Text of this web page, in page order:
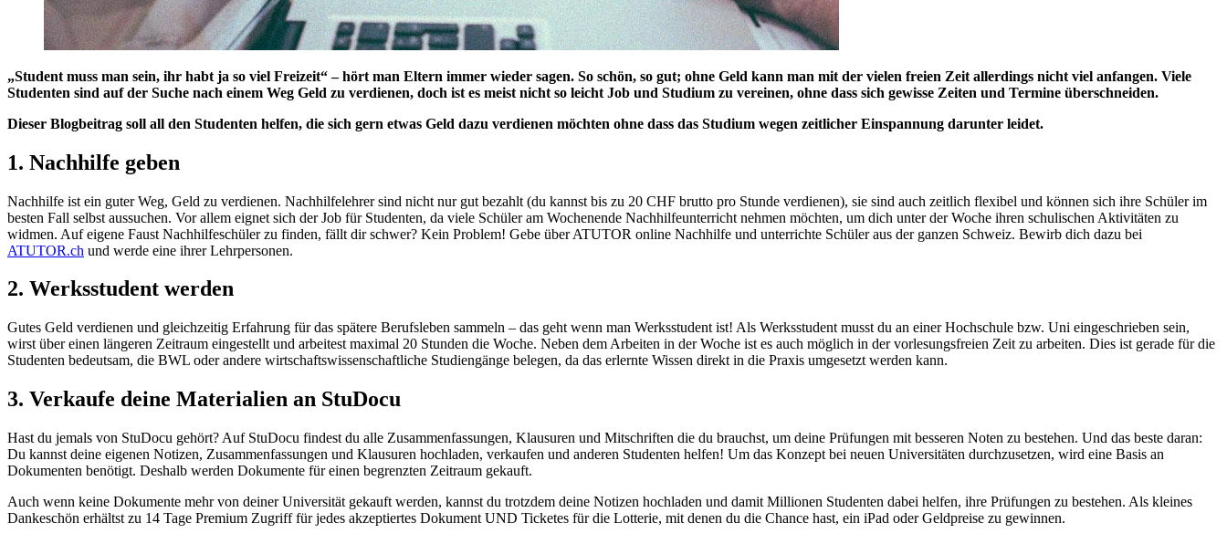
„Student muss man sein, ihr habt ja so viel Freizeit“ – hört man Eltern immer wieder sagen. So schön, so gut; ohne Geld kann man mit der vielen freien Zeit allerdings nicht viel anfangen. Viele
Studenten sind auf der Suche nach einem Weg Geld zu verdienen, doch ist es meist nicht so leicht Job und Studium zu vereinen, ohne dass sich gewisse Zeiten und Termine überschneiden.
Dieser Blogbeitrag soll all den Studenten helfen, die sich gern etwas Geld dazu verdienen möchten ohne dass das Studium wegen zeitlicher Einspannung darunter leidet.
1. Nachhilfe geben
Nachhilfe ist ein guter Weg, Geld zu verdienen. Nachhilfelehrer sind nicht nur gut bezahlt (du kannst bis zu 20 CHF brutto pro Stunde verdienen), sie sind auch zeitlich flexibel und können sich ihre Schüler im
besten Fall selbst aussuchen. Vor allem eignet sich der Job für Studenten, da viele Schüler am Wochenende Nachhilfeunterricht nehmen möchten, um dich unter der Woche ihren schulischen Aktivitäten zu
widmen. Auf eigene Faust Nachhilfeschüler zu finden, fällt dir schwer? Kein Problem! Gebe über ATUTOR online Nachhilfe und unterrichte Schüler aus der ganzen Schweiz. Bewirb dich dazu bei
ATUTOR.ch und werde eine ihrer Lehrpersonen.
2. Werksstudent werden
Gutes Geld verdienen und gleichzeitig Erfahrung für das spätere Berufsleben sammeln – das geht wenn man Werksstudent ist! Als Werksstudent musst du an einer Hochschule bzw. Uni eingeschrieben sein,
wirst über einen längeren Zeitraum eingestellt und arbeitest maximal 20 Stunden die Woche. Neben dem Arbeiten in der Woche ist es auch möglich in der vorlesungsfreien Zeit zu arbeiten. Dies ist gerade für die
Studenten bedeutsam, die BWL oder andere wirtschaftswissenschaftliche Studiengänge belegen, da das erlernte Wissen direkt in die Praxis umgesetzt werden kann.
3. Verkaufe deine Materialien an StuDocu
Hast du jemals von StuDocu gehört? Auf StuDocu findest du alle Zusammenfassungen, Klausuren und Mitschriften die du brauchst, um deine Prüfungen mit besseren Noten zu bestehen. Und das beste daran:
Du kannst deine eigenen Notizen, Zusammenfassungen und Klausuren hochladen, verkaufen und anderen Studenten helfen! Um das Konzept bei neuen Universitäten durchzusetzen, wird eine Basis an
Dokumenten benötigt. Deshalb werden Dokumente für einen begrenzten Zeitraum gekauft.
Auch wenn keine Dokumente mehr von deiner Universität gekauft werden, kannst du trotzdem deine Notizen hochladen und damit Millionen Studenten dabei helfen, ihre Prüfungen zu bestehen. Als kleines
Dankeschön erhältst zu 14 Tage Premium Zugriff für jedes akzeptiertes Dokument UND Ticketes für die Lotterie, mit denen du die Chance hast, ein iPad oder Geldpreise zu gewinnen.